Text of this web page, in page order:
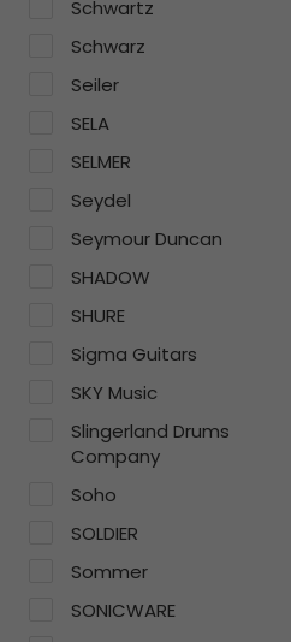
Schwartz
Schwarz
Seiler
SELA
SELMER
Seydel
Seymour Duncan
SHADOW
SHURE
Sigma Guitars
SKY Music
Slingerland Drums
Company
Soho
SOLDIER
Sommer
SONICWARE